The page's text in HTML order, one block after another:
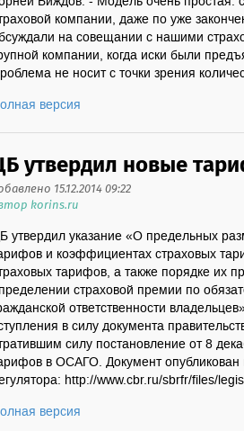
компании, даже по уже
на совещании с нашими
компании, когда иски были
не носит с точки зрения
версия
утвердил новые
15.12.2014 09:22
korins.ru
утвердил указание «О предельных
и коэффициентах страховых
тарифов, а также порядке их
страховой премии по
ответственности
в силу документа
силу постановление от 8
в ОСАГО. Документ опубликован
http://www.cbr.ru/sbrfr/files/
версия